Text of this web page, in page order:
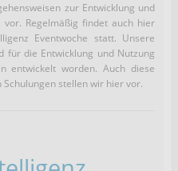
zur Entwicklung und
Regelmäßig findet auch hier
Eventwoche statt. Unsere
für die Entwicklung und Nutzung
entwickelt worden. Auch diese
stellen wir hier vor.